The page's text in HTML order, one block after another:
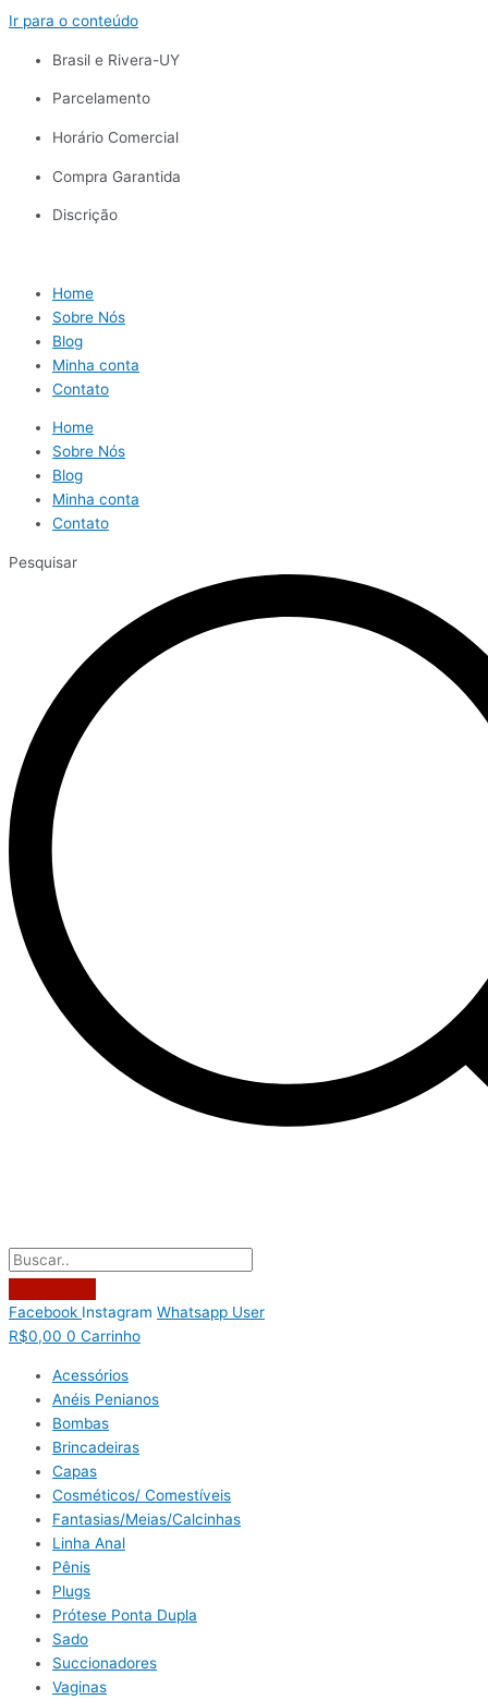
Ir para o conteúdo
Brasil e Rivera-UY
Parcelamento
Horário Comercial
Compra Garantida
Discrição
Home
Sobre Nós
Blog
Minha conta
Contato
Home
Sobre Nós
Blog
Minha conta
Contato
Pesquisar
Facebook Instagram Whatsapp User
R$0,00 0 Carrinho
Acessórios
Anéis Penianos
Bombas
Brincadeiras
Capas
Cosméticos/ Comestíveis
Fantasias/Meias/Calcinhas
Linha Anal
Pênis
Plugs
Prótese Ponta Dupla
Sado
Succionadores
Vaginas